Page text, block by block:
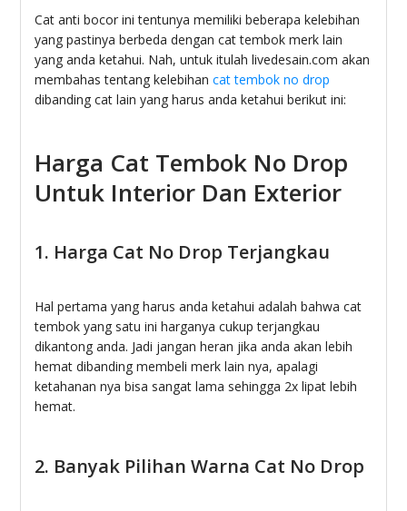
Cat anti bocor ini tentunya memiliki beberapa kelebihan
yang pastinya berbeda dengan cat tembok merk lain
yang anda ketahui. Nah, untuk itulah livedesain.com akan
membahas tentang kelebihancat tembok no drop
dibanding cat lain yang harus anda ketahui berikut ini:
Harga Cat Tembok No Drop
Untuk Interior Dan Exterior
1. Harga Cat No Drop Terjangkau
Hal pertama yang harus anda ketahui adalah bahwa cat
tembok yang satu ini harganya cukup terjangkau
dikantong anda. Jadi jangan heran jika anda akan lebih
hemat dibanding membeli merk lain nya, apalagi
ketahanan nya bisa sangat lama sehingga 2x lipat lebih
hemat.
2. Banyak Pilihan Warna Cat No Drop